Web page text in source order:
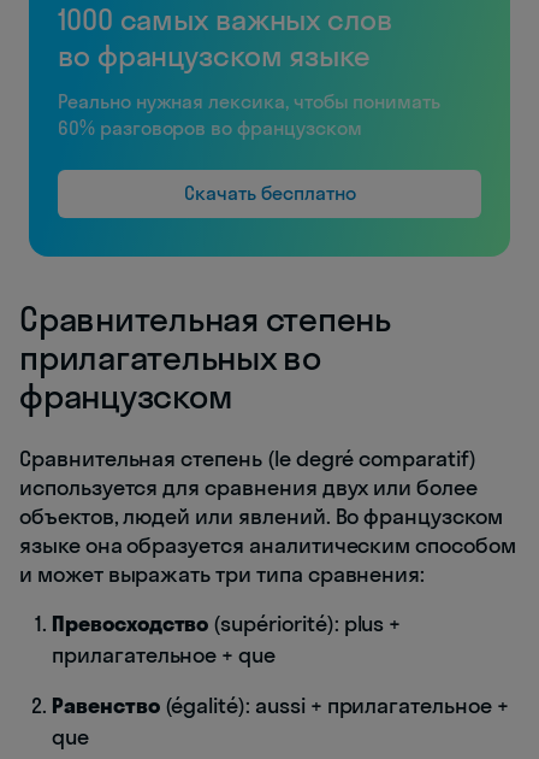
1000 самых важных слов
во французском языке
Реально нужная лексика, чтобы понимать
60% разговоров во французском
Скачать бесплатно
Сравнительная степень
прилагательных во
французском
Сравнительная степень (le degré comparatif)
используется для сравнения двух или более
объектов, людей или явлений. Во французском
языке она образуется аналитическим способом
и может выражать три типа сравнения:
Превосходство (supériorité): plus +
прилагательное + que
Равенство(égalité): aussi + прилагательное +
que